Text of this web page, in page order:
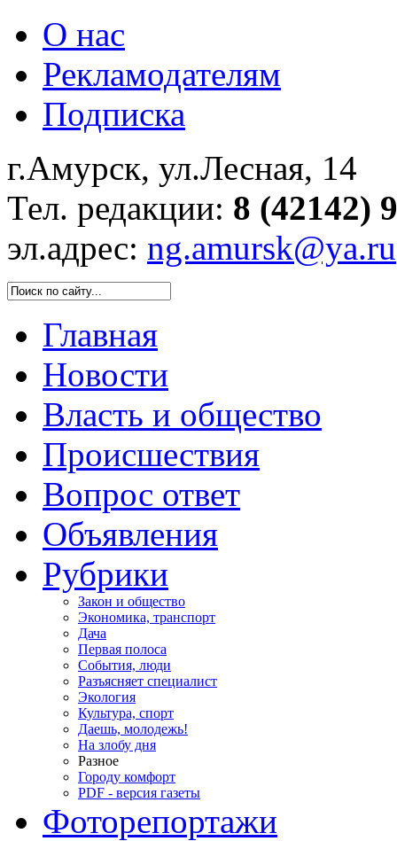
О нас
Рекламодателям
Подписка
г.Амурск, ул.Лесная, 14
Тел. редакции: 8 (42142)
эл.адрес: ng.amursk@ya.ru
Главная
Новости
Власть и общество
Происшествия
Вопрос ответ
Объявления
Рубрики
Закон и общество
Экономика, транспорт
Дача
Первая полоса
События, люди
Разъясняет специалист
Экология
Культура, спорт
Даешь, молодежь!
На злобу дня
Разное
Городу комфорт
PDF - версия газеты
Фоторепортажи